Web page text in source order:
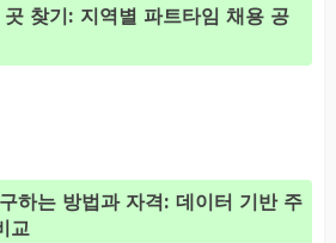
찾기: 지역별 파트타임 채용 공
하는 방법과 자격: 데이터 기반 주
교